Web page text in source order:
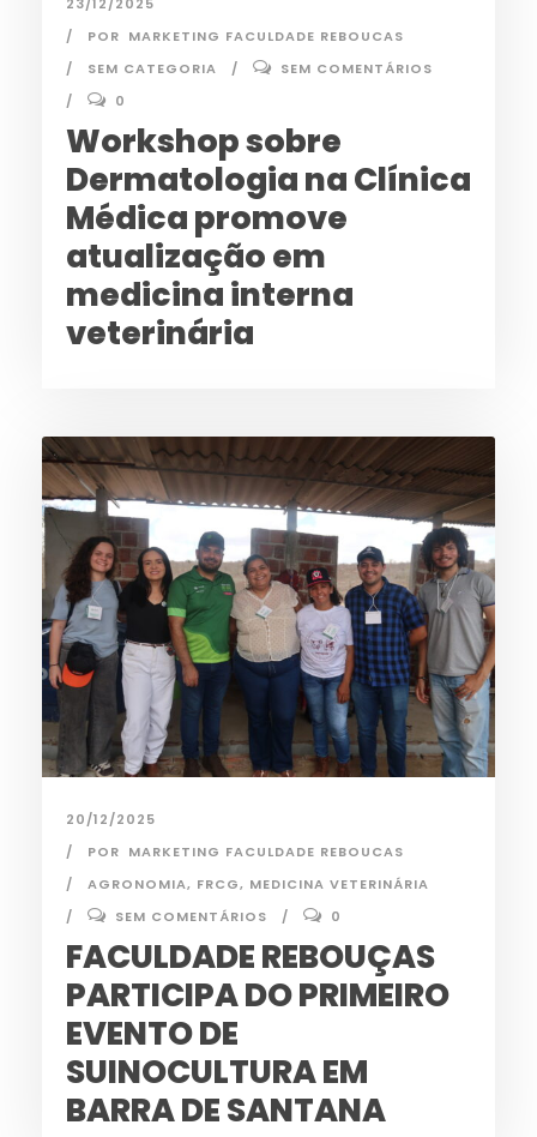
POR MARKETING FACULDADE REBOUCAS
SEM CATEGORIA
SEM COMENTÁRIOS
0
Workshop sobre
Dermatologia na Clínica
Médica promove
atualização em
medicina interna
veterinária
20/12/2025
POR MARKETING FACULDADE REBOUCAS
AGRONOMIA, FRCG, MEDICINA VETERINÁRIA
SEM COMENTÁRIOS
0
FACULDADE REBOUÇAS
PARTICIPA DO PRIMEIRO
EVENTO DE
SUINOCULTURA EM
BARRA DE SANTANA